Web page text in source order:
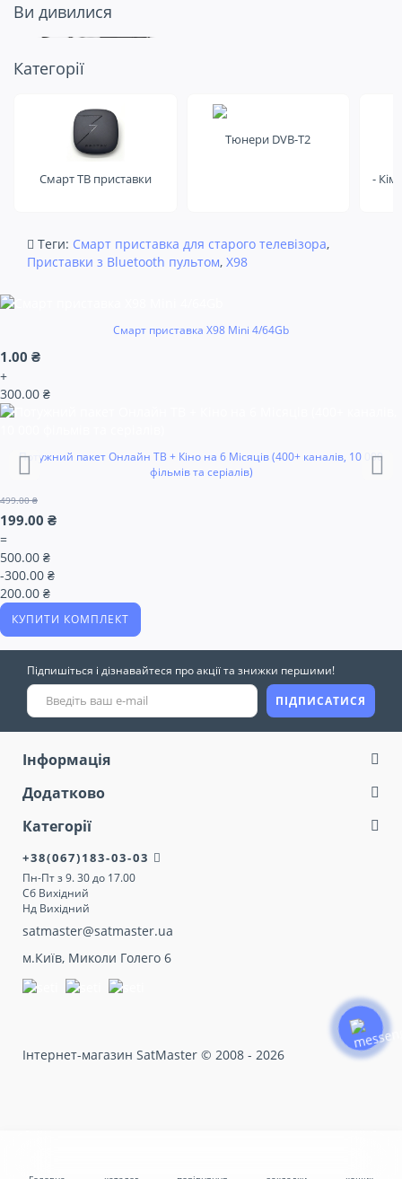
Ви дивилися
Подивіться ще
на це
Категорії
Смарт ТВ приставки
Тюнери DVB-T2
-
Теги: Смарт приставка для старого телевізора,
Приставки з Bluetooth пультом, X98
Смарт приставка X98 Mini 4/64Gb
1.00 ₴
+
300.00 ₴
Потужний пакет Онлайн ТВ + Кіно на 6 Місяців (400+ каналів, 10 000
фільмів та серіалів)
499.00 ₴
199.00 ₴
=
500.00 ₴
-300.00 ₴
200.00 ₴
КУПИТИ КОМПЛЕКТ
Підпишіться і дізнавайтеся про акції та знижки першими!
ПІДПИСАТИСЯ
Інформація
Додатково
Категорії
+38(067)183-03-03
Пн-Пт з 9. 30 до 17.00
Сб Вихідний
Нд Вихідний
satmaster@satmaster.ua
м.Київ, Миколи Голего 6
Інтернет-магазин SatMaster © 2008 - 2026